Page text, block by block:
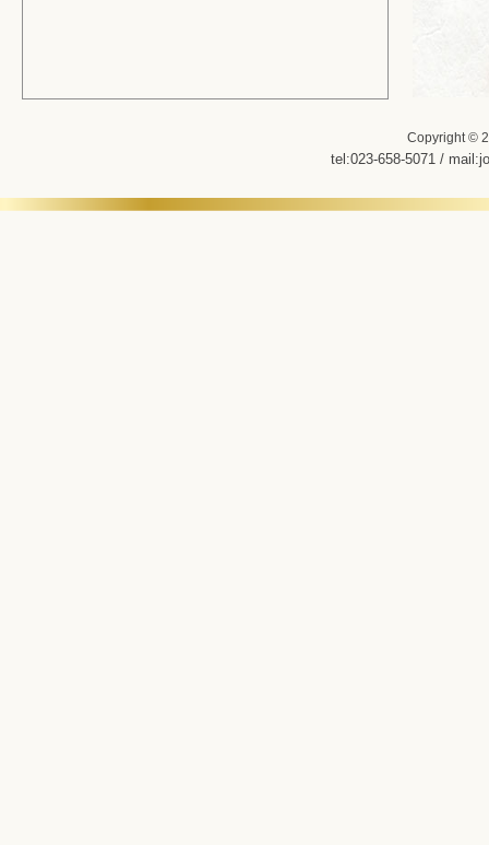
Copyright ©
tel:023-658-5071/ mail: